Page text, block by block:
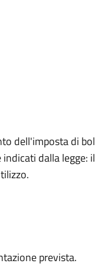
dell'imposta di
dalla legge: il
prevista.